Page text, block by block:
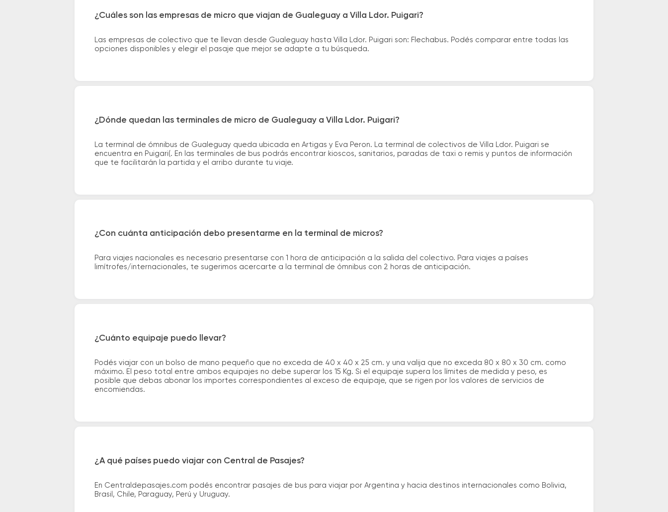
¿Cuáles son las empresas de micro que viajan de Gualeguay a Villa Ldor. Puigari?
Las empresas de colectivo que te llevan desde Gualeguay hasta Villa Ldor. Puigari son: Flechabus. Podés comparar entre todas las
opciones disponibles y elegir el pasaje que mejor se adapte a tu búsqueda.
¿Dónde quedan las terminales de micro de Gualeguay a Villa Ldor. Puigari?
La terminal de ómnibus de Gualeguay queda ubicada en Artigas y Eva Peron. La terminal de colectivos de Villa Ldor. Puigari se
encuentra en Puigari(. En las terminales de bus podrás encontrar kioscos, sanitarios, paradas de taxi o remis y puntos de información
que te facilitarán la partida y el arribo durante tu viaje.
¿Con cuánta anticipación debo presentarme en la terminal de micros?
Para viajes nacionales es necesario presentarse con 1 hora de anticipación a la salida del colectivo. Para viajes a países
limítrofes/internacionales, te sugerimos acercarte a la terminal de ómnibus con 2 horas de anticipación.
¿Cuánto equipaje puedo llevar?
Podés viajar con un bolso de mano pequeño que no exceda de 40 x 40 x 25 cm. y una valija que no exceda 80 x 80 x 30 cm. como
máximo. El peso total entre ambos equipajes no debe superar los 15 Kg. Si el equipaje supera los límites de medida y peso, es
posible que debas abonar los importes correspondientes al exceso de equipaje, que se rigen por los valores de servicios de
encomiendas.
¿A qué países puedo viajar con Central de Pasajes?
En Centraldepasajes.com podés encontrar pasajes de bus para viajar por Argentina y hacia destinos internacionales como Bolivia,
Brasil, Chile, Paraguay, Perú y Uruguay.